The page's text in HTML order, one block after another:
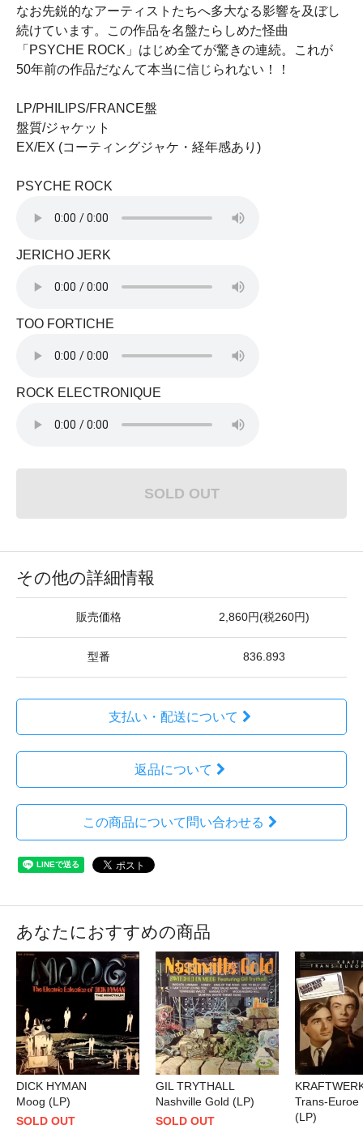
なお先鋭的なアーティストたちへ多大なる影響を及ぼし
続けています。この作品を名盤たらしめた怪曲
「PSYCHE ROCK」はじめ全てが驚きの連続。これが
50年前の作品だなんて本当に信じられない！！
LP/PHILIPS/FRANCE盤
盤質/ジャケット
EX/EX (コーティングジャケ・経年感あり)
PSYCHE ROCK
JERICHO JERK
TOO FORTICHE
ROCK ELECTRONIQUE
SOLD OUT
その他の詳細情報
販売価格 2,860円(税260円)
型番 836.893
支払い・配送について
返品について
この商品について問い合わせる
あなたにおすすめの商品
DICK HYMAN
Moog (LP)
SOLD OUT
GIL TRYTHALL
Nashville Gold (LP)
SOLD OUT
Trans-Euroe
(LP)